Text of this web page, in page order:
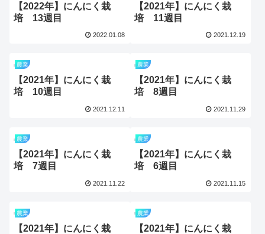
【2022年】にんにく栽
培 13週目
2022.01.08
【2021年】にんにく栽
培 11週目
2021.12.19
農業
【2021年】にんにく栽
培 10週目
2021.12.11
農業
【2021年】にんにく栽
培 8週目
2021.11.29
農業
【2021年】にんにく栽
培 7週目
2021.11.22
農業
【2021年】にんにく栽
培 6週目
2021.11.15
農業
【2021年】にんにく栽
農業
【2021年】にんにく栽